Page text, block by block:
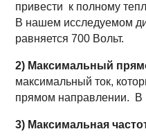
привести к полному
В нашем исследуемом
равняется 700 Вольт.
2) Максимальный
максимальный ток,
прямом направлении. В
3) Максимальная